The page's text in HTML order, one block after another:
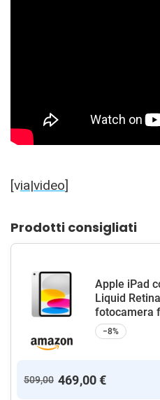
[via|video]
Prodotti consigliati
Apple iPad
Liquid
fotocamera
−8%
509,00 469,00 €